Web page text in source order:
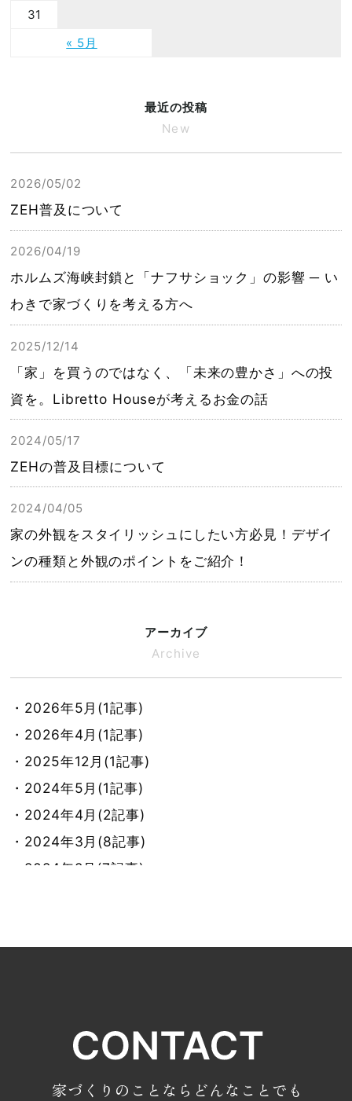
« 5月
31
最近の投稿
New
2026/05/02
ZEH普及について
2026/04/19
ホルムズ海峡封鎖と「ナフサショック」の影響 ─ い
わきで家づくりを考える方へ
2025/12/14
「家」を買うのではなく、「未来の豊かさ」への投
資を。Libretto Houseが考えるお金の話
2024/05/17
ZEHの普及目標について
2024/04/05
家の外観をスタイリッシュにしたい方必見！デザイ
ンの種類と外観のポイントをご紹介！
アーカイブ
Archive
・2026年5月(1記事)
・2026年4月(1記事)
・2025年12月(1記事)
・2024年5月(1記事)
・2024年4月(2記事)
・2024年3月(8記事)
・2024年2月(7記事)
・2023年11月(7記事)
・2023年8月(8記事)
・2023年7月(9記事)
・2023年6月(7記事)
家づくりのことならどんなことでも